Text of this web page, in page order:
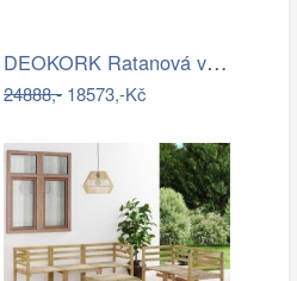
DEOKORK Ratanová variabilní sestava…
24888,-18573,-Kč